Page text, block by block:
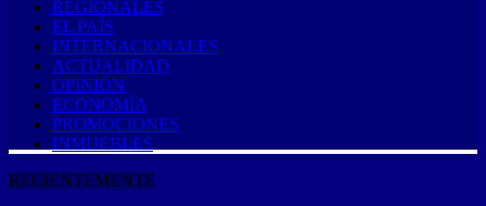
REGIONALES
EL PAÍS
INTERNACIONALES
ACTUALIDAD
OPINIÓN
ECONOMÍA
PROMOCIONES
INMUEBLES
RECIENTEMENTE